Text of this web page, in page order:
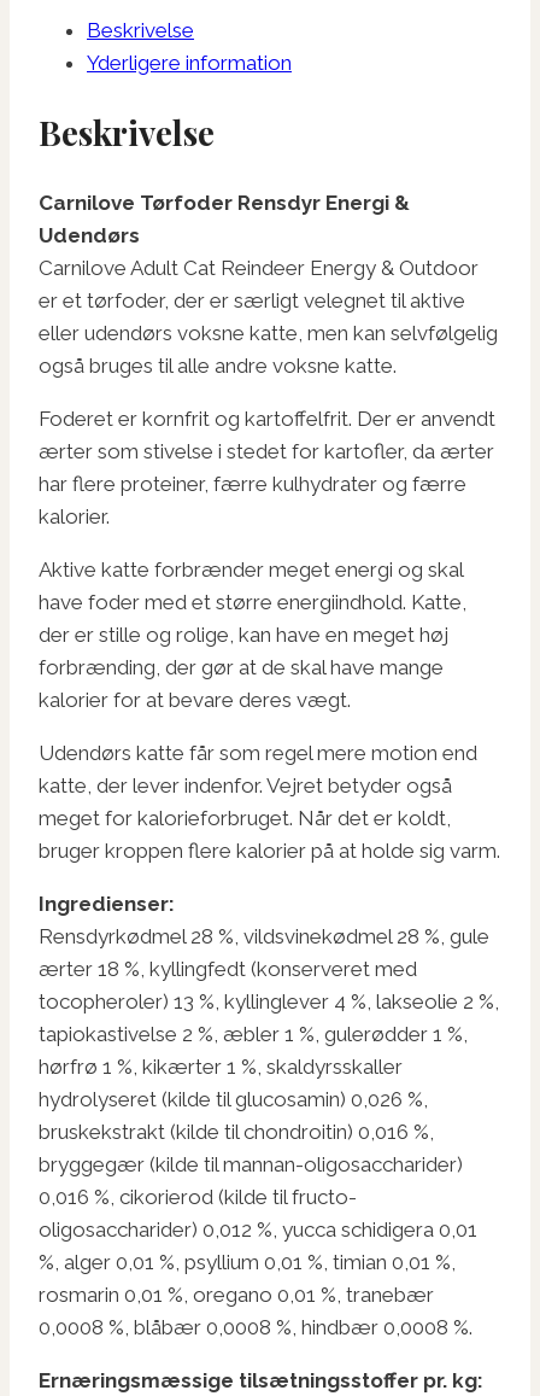
Udendørs
Beskrivelse
Yderligere information
Beskrivelse
Carnilove Tørfoder Rensdyr Energi &
Udendørs
Carnilove Adult Cat Reindeer Energy & Outdoor
er et tørfoder, der er særligt velegnet til aktive
eller udendørs voksne katte, men kan selvfølgelig
også bruges til alle andre voksne katte.
Foderet er kornfrit og kartoffelfrit. Der er anvendt
ærter som stivelse i stedet for kartofler, da ærter
har flere proteiner, færre kulhydrater og færre
kalorier.
Aktive katte forbrænder meget energi og skal
have foder med et større energiindhold. Katte,
der er stille og rolige, kan have en meget høj
forbrænding, der gør at de skal have mange
kalorier for at bevare deres vægt.
Udendørs katte får som regel mere motion end
katte, der lever indenfor. Vejret betyder også
meget for kalorieforbruget. Når det er koldt,
bruger kroppen flere kalorier på at holde sig varm.
Ingredienser:
Rensdyrkødmel 28 %, vildsvinekødmel 28 %, gule
ærter 18 %, kyllingfedt (konserveret med
tocopheroler) 13 %, kyllinglever 4 %, lakseolie 2 %,
tapiokastivelse 2 %, æbler 1 %, gulerødder 1 %,
hørfrø 1 %, kikærter 1 %, skaldyrsskaller
hydrolyseret (kilde til glucosamin) 0,026 %,
bruskekstrakt (kilde til chondroitin) 0,016 %,
bryggegær (kilde til mannan-oligosaccharider)
0,016 %, cikorierod (kilde til fructo-
oligosaccharider) 0,012 %, yucca schidigera 0,01
%, alger 0,01 %, psyllium 0,01 %, timian 0,01 %,
rosmarin 0,01 %, oregano 0,01 %, tranebær
0,0008 %, blåbær 0,0008 %, hindbær 0,0008 %.
Ernæringsmæssige tilsætningsstoffer pr. kg: